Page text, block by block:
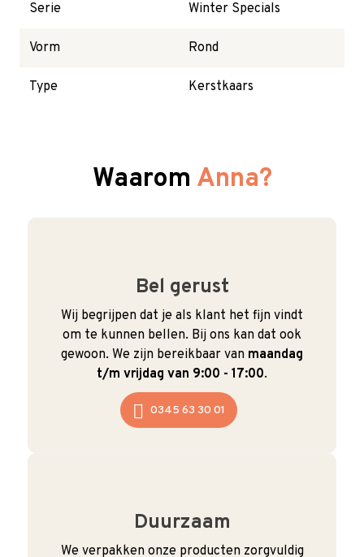
Serie Winter Specials
Vorm Rond
Type Kerstkaars
Waarom Anna?
Bel gerust
Wij begrijpen dat je als klant het fijn vindt
om te kunnen bellen. Bij ons kan dat ook
gewoon. We zijn bereikbaar van maandag
t/m vrijdag van 9:00 - 17:00.
0345 63 30 01
Duurzaam
We verpakken onze producten zorgvuldig